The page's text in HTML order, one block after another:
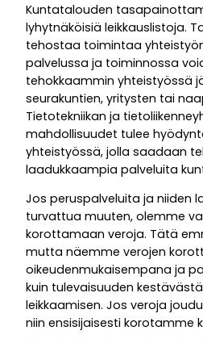
Kuntatalouden
lyhytnäköisiä leikkauslistoja.
tehostaa toimintaa
palvelussa ja toiminnossa
tehokkaammin yhteistyössä
seurakuntien, yritysten tai
Tietotekniikan ja
mahdollisuudet tulee
yhteistyössä, jolla saadaan
laadukkaampia palveluita
Jos peruspalveluita ja niiden
turvattua muuten, olemme
korottamaan veroja. Tätä
mutta näemme verojen
oikeudenmukaisempana ja
kuin tulevaisuuden
leikkaamisen. Jos veroja
niin ensisijaisesti korotamme